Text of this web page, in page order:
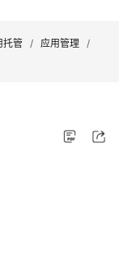
托管 / 应用管理 /